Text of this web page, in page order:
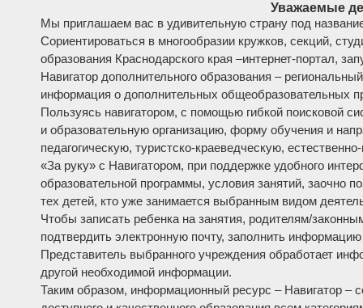
Уважаемые
Мы приглашаем вас в удивительную страну под
Сориентироваться в многообразии кружков, секций,
образования Краснодарского края –интернет-портал,
Навигатор дополнительного образования –
информация о дополнительных общеобразовательных
Пользуясь навигатором, с помощью гибкой поисковой
и образовательную организацию, форму обучения и
педагогическую, туристско-краеведческую,
«За руку» с Навигатором, при поддержке удобного
образовательной программы, условия занятий, заочно
тех детей, кто уже занимается выбранным видом
Чтобы записать ребенка на занятия, родителям/
подтвердить электронную почту, заполнить
Представитель выбранного учреждения обработает
другой необходимой информации.
Таким образом, информационный ресурс – Навигатор –